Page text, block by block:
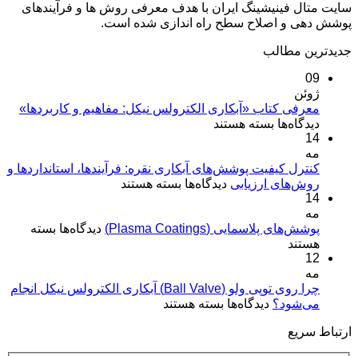
سایت متال فینیشینگ ایران با هدف معرفی روش ها و فرآیندهای
پوشش دهی و اصلاح سطح راه اندازی شده است.
جدیدترین مطالب
09
ژوئن
معرفی کتاب «آبکاری الکترولس نیکل: مفاهیم و کاربردها»
دیدگاه‌ها برای
«آبکاری
الکترولس
و
بسته هستند
14
مه
کنترل کیفیت پوشش‌های آبکاری نقره: فرآیندها، استانداردها و
روش‌های ارزیابی دیدگاه‌ها برای
پوشش‌های
استانداردها
و
بسته هستند
14
مه
پوشش‌های پلاسمایی (Plasma Coatings)
دیدگاه‌ها برای
Coatings)
بسته
هستند
12
مه
چرا روی توپی‌ ولو (Ball Valve) آبکاری الکترولس نیکل انجام
می‌شود؟ دیدگاه‌ها برای
بسته هستند
ارتباط سریع